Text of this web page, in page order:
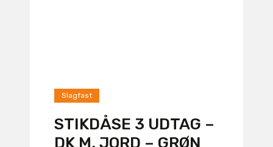
Slagfast
STIKDÅSE 3 UDTAG –
DK M. JORD – GRØN